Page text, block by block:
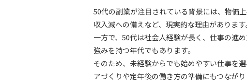
50代の副業が注目されている背景には、物価
収入減への備えなど、現実的な理由があります
一方で、50代は社会人経験が長く、仕事の進
強みを持つ年代でもあります。
そのため、未経験からでも始めやすい仕事を
アづくりや定年後の働き方の準備にもつながり